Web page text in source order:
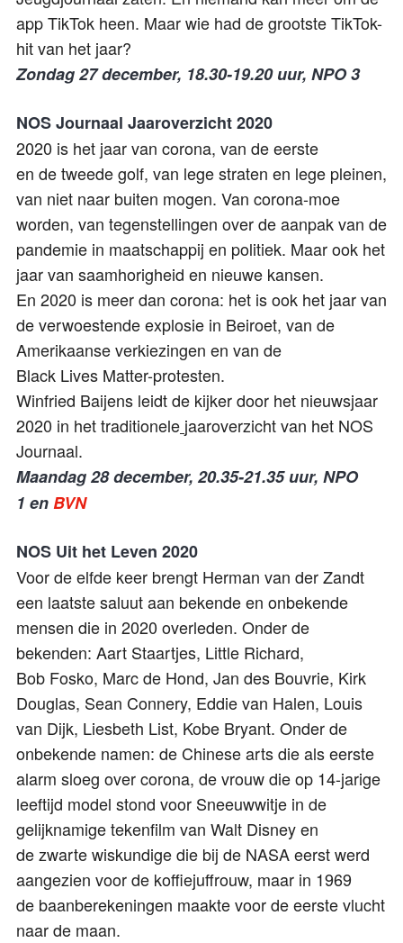
appTikTok heen. Maar wie had de grootsteTikTok-
hit van het jaar?
Zondag 27 december, 18.30-19.20uur, NPO 3
NOS Journaal Jaaroverzicht 2020
2020 is het jaar van corona, van de eerste
en de tweede golf, van lege straten en lege pleinen,
van niet naar buiten mogen. Van corona-moe
worden, van tegenstellingen over de aanpak van de
pandemie in maatschappij en politiek. Maar ook het
jaar van saamhorigheid en nieuwe kansen.
En 2020 is meer dan corona: het is ook het jaar van
de verwoestende explosie in Beiroet, van de
Amerikaanse verkiezingen en van de
Black Lives Matter-protesten.
Winfried Baijens leidt de kijker door het nieuwsjaar
2020 in het traditionele jaaroverzicht van het NOS
Journaal.
Maandag 28 december, 20.35-21.35 uur, NPO
1 enBVN
NOS Uit het Leven 2020
Voor de elfde keer brengt Herman van der Zandt
een laatste saluut aan bekende en onbekende
mensen die in 2020 overleden. Onder de
bekenden: Aart Staartjes, Little Richard,
Bob Fosko, Marc de Hond, Jan des Bouvrie, Kirk
Douglas, Sean Connery, Eddie van Halen, Louis
van Dijk, Liesbeth List, Kobe Bryant. Onder de
onbekende namen: de Chinese arts die als eerste
alarm sloeg over corona, de vrouw die op 14-jarige
leeftijd model stond voor Sneeuwwitje in de
gelijknamige tekenfilm van Walt Disney en
de zwarte wiskundige die bij de NASA eerst werd
aangezien voor de koffiejuffrouw, maar in 1969
de baanberekeningen maakte voor de eerste vlucht
naar de maan.